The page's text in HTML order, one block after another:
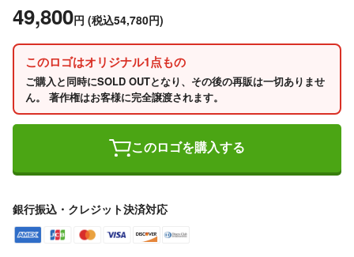
49,800円 (税込54,780円)
このロゴはオリジナル1点もの
ご購入と同時にSOLD OUTとなり、その後の再販は一切ありませ
ん。 著作権はお客様に完全譲渡されます。
このロゴを購入する
銀行振込・クレジット決済対応